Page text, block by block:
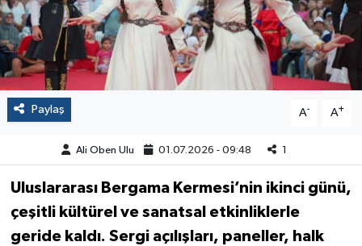
Paylaş A- A+
Ali Oben Ulu 01.07.2026 - 09:48 1
Uluslararası Bergama Kermesi’nin ikinci günü,
çeşitli kültürel ve sanatsal etkinliklerle
geride kaldı. Sergi açılışları, paneller, halk